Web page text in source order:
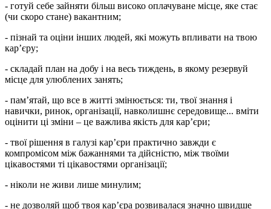
- готуй себе зайняти більш високо оплачуване місце, яке стає
(чи скоро стане) вакантним;
- пізнай та оціни інших людей, які можуть впливати на твою
кар’єру;
- складай план на добу і на весь тиждень, в якому резервуй
місце для улюблених занять;
- пам’ятай, що все в житті змінюється: ти, твої знання і
навички, ринок, організації, навколишнє середовище... вміти
оцінити ці зміни – це важлива якість для кар’єри;
- твої рішення в галузі кар’єри практично завжди є
компромісом між бажаннями та дійсністю, між твоїми
цікавостями ті цікавостями організації;
- ніколи не живи лише минулим;
- не дозволяй щоб твоя кар’єра розвивалася значно швидше